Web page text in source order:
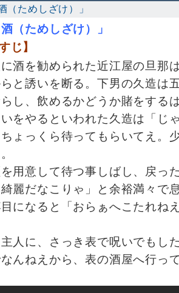
（ためしざけ）」
（ためしざけ）」
じ】
酒を勧められた近江屋の旦那
と誘いを断る。下男の久造は
し、飲めるかどうか賭をする
をやるといわれた久造は「じ
ょっくら待ってもらいてえ。
用意して待つ事しばし、戻っ
麗だなこりゃ」と余裕満々で
になると「おらぁへこたれね
人に、さっき表で呪いでもし
んねえから、表の酒屋へ行っ